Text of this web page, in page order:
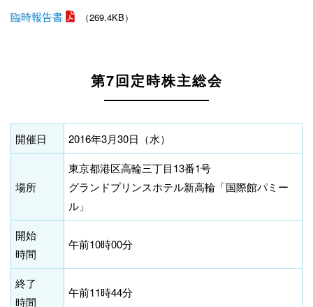
臨時報告書 （269.4KB）
第7回定時株主総会
開催日 2016年3月30日（水）
場所
東京都港区高輪三丁目13番1号
グランドプリンスホテル新高輪「国際館パミー
ル」
開始
時間
午前10時00分
終了
時間
午前11時44分